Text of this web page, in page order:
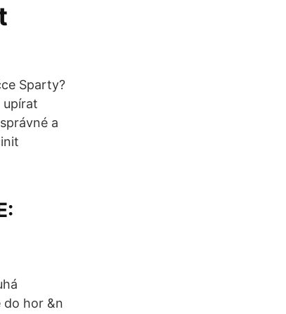
Sparty?
upírat
a
do hor &n